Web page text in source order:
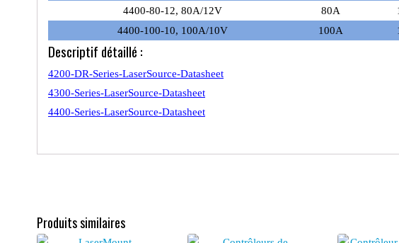
4400-80-12, 80A/12V
80A
4400-100-10, 100A/10V
100A
Descriptif détaillé :
4200-DR-Series-LaserSource-Datasheet
4300-Series-LaserSource-Datasheet
4400-Series-LaserSource-Datasheet
Produits similaires